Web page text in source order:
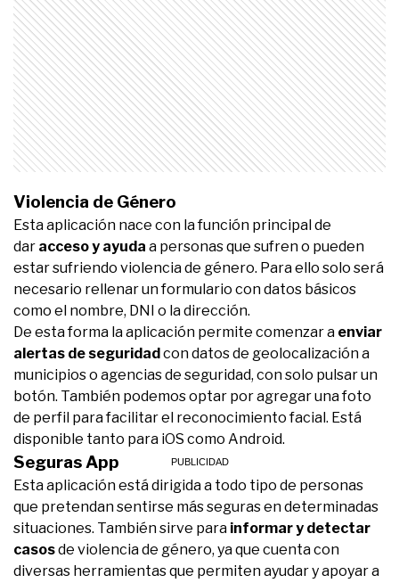
Violencia de Género
Esta aplicación nace con la función principal de
dar acceso y ayuda a personas que sufren o pueden
estar sufriendo violencia de género. Para ello solo será
necesario rellenar un formulario con datos básicos
como el nombre, DNI o la dirección.
De esta forma la aplicación permite comenzar a enviar
alertas de seguridad con datos de geolocalización a
municipios o agencias de seguridad, con solo pulsar un
botón. También podemos optar por agregar una foto
de perfil para facilitar el reconocimiento facial. Está
disponible tanto para iOS como Android.
Seguras App
Esta aplicación está dirigida a todo tipo de personas
que pretendan sentirse más seguras en determinadas
situaciones. También sirve para informar y detectar
casosde violencia de género, ya que cuenta con
diversas herramientas que permiten ayudar y apoyar a